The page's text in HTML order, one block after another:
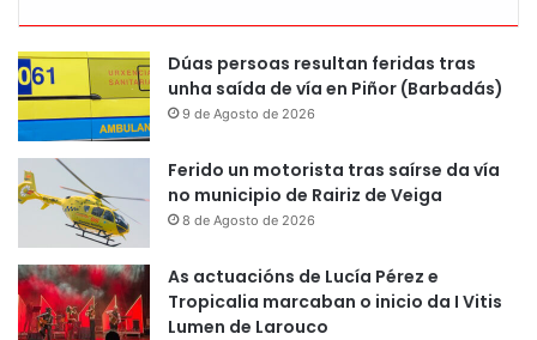
Dúas persoas resultan feridas tras
unha saída de vía en Piñor (Barbadás)
9 de Agosto de 2026
Ferido un motorista tras saírse da vía
no municipio de Rairiz de Veiga
8 de Agosto de 2026
As actuacións de Lucía Pérez e
Tropicalia marcaban o inicio da I Vitis
Lumen de Larouco